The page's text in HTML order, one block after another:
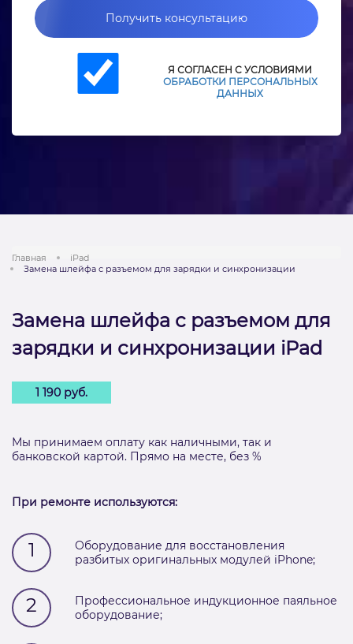
Получить консультацию
Я СОГЛАСЕН С УСЛОВИЯМИ
ОБРАБОТКИ ПЕРСОНАЛЬНЫХ
ДАННЫХ
Главная
iPad
Замена шлейфа с разъемом для зарядки и синхронизации
Замена шлейфа с разъемом для
зарядки и синхронизации iPad
1 190 руб.
Мы принимаем оплату как наличными, так и
банковской картой. Прямо на месте, без %
При ремонте используются:
1
Оборудование для восстановления
разбитых оригинальных модулей iPhone;
2
Профессиональное индукционное паяльное
оборудование;